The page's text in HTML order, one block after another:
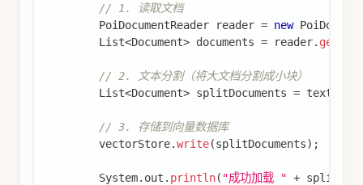
// 1. 读取文档
PoiDocumentReader reader = new
List<Document> documents = reader. get
// 2. 文本分割（将大文档分割成小块）
List<Document> splitDocuments =
// 3. 存储到向量数据库
        vectorStore
.write(splitDocuments) ;
System. out . println( "成功加载 " +